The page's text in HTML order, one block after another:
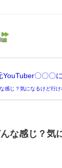
〇〇〇
感じ？気になるけど行
な感じ？